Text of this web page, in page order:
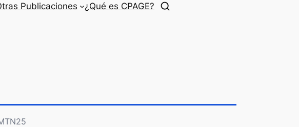
Publicaciones ¿Qué es CPAGE?